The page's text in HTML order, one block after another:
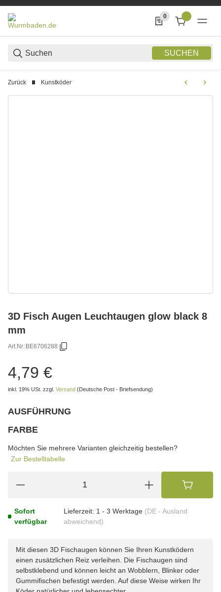
SUCHEN
0
0 Produkte in der
Zurück Kunstköder
3D Fisch Augen Leuchtaugen glow black 8
mm
Art.Nr.:BE6706288
4,79 €
inkl. 19% USt. zzgl. Versand (Deutsche Post - Briefsendung)
AUSFÜHRUNG
FARBE
Möchten Sie mehrere Varianten gleichzeitig bestellen?
Zur Bestelltabelle
Sofort
verfügbar
Lieferzeit: 1 - 3 Werktage (DE - Ausland
abweichend)
Mit diesen 3D Fischaugen können Sie Ihren Kunstködern
einen zusätzlichen Reiz verleihen. Die Fischaugen sind
selbstklebend und können leicht an Wobblern, Blinker oder
Gummifischen befestigt werden. Auf diese Weise wirken Ihr